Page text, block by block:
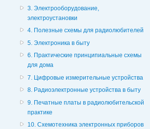
3. Электрооборудование,
электроустановки
4. Полезные схемы для радиолюбителей
5. Электроника в быту
6. Практические принципиальные схемы
для дома
7. Цифровые измерительные устройства
8. Радиоэлектронные устройства в быту
9. Печатные платы в радиолюбительской
практике
10. Схемотехника электронных приборов